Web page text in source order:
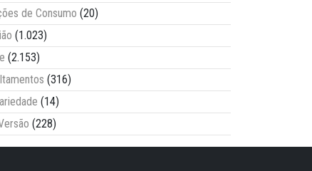
de Consumo (20)
(1.023)
(2.153)
(316)
(14)
(228)